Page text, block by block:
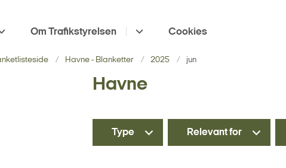
Om Trafikstyrelsen Cookies
Havne - Blanketter 2025 jun
Havne
Type Relevant for